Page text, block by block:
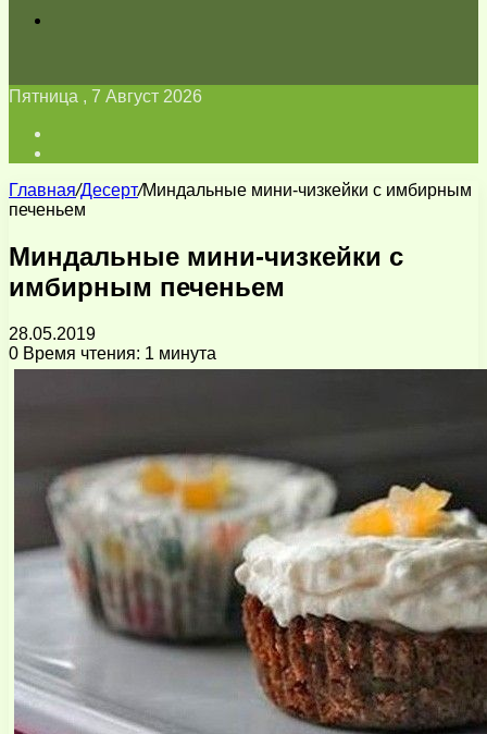
Пятница , 7 Август 2026
Главная/Десерт/Миндальные мини-чизкейки с имбирным
печеньем
Миндальные мини-чизкейки с
имбирным печеньем
28.05.2019
0 Время чтения: 1 минута